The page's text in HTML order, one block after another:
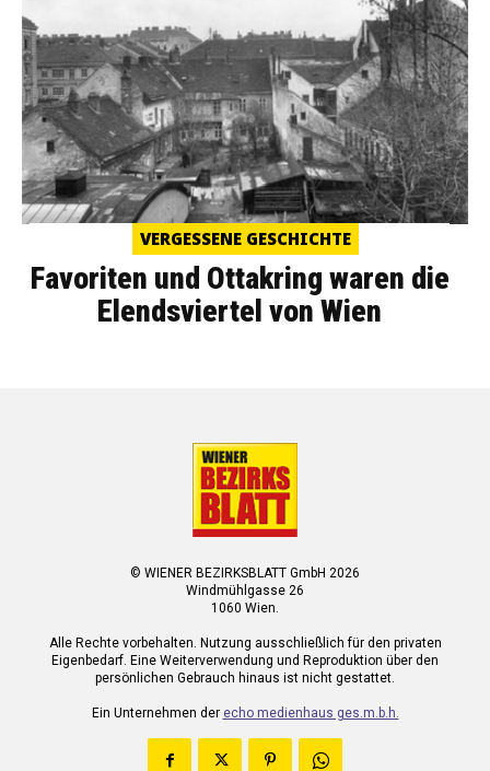
VERGESSENE GESCHICHTE
Favoriten und Ottakring waren die
Elendsviertel von Wien
© WIENER BEZIRKSBLATT GmbH 2026
Windmühlgasse 26
1060 Wien.
Alle Rechte vorbehalten. Nutzung ausschließlich für den privaten
Eigenbedarf. Eine Weiterverwendung und Reproduktion über den
persönlichen Gebrauch hinaus ist nicht gestattet.
Ein Unternehmen der echo medienhaus ges.m.b.h.